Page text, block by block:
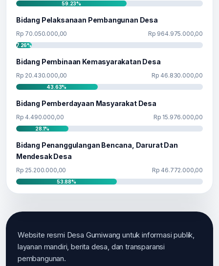
59.23%
Bidang Pelaksanaan Pembangunan Desa
Rp 70.050.000,00 Rp 964.975.000,00
7.26%
Bidang Pembinaan Kemasyarakatan Desa
Rp 20.430.000,00 Rp 46.830.000,00
43.63%
Bidang Pemberdayaan Masyarakat Desa
Rp 4.490.000,00 Rp 15.976.000,00
28.1%
Bidang Penanggulangan Bencana, Darurat Dan
Mendesak Desa
Rp 25.200.000,00 Rp 46.772.000,00
53.88%
Website resmi Desa Gumiwang untuk informasi publik,
layanan mandiri, berita desa, dan transparansi
pembangunan.